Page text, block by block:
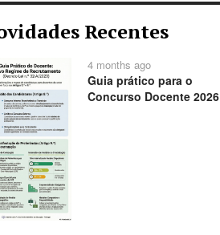
Recentes
4 months ago
Guia prático para o
Concurso Docente 2026